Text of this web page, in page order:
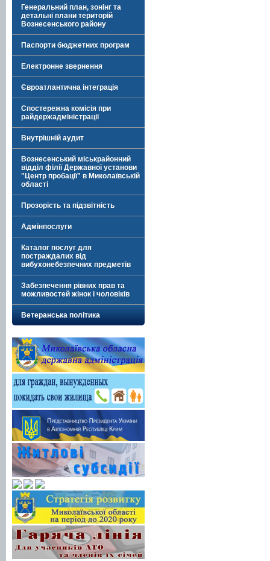
Генеральний план, зонінг та
детальні плани територій
Вознесенського району
Паспорти бюджетних програм
Електронне звернення
Євроатлантична інтеграція
Спостережна комісія при
райдержадміністрації
Внутрішній аудит
Вознесенський міськрайонний
відділ філії Державної установи
"Центр пробації" в Миколаївській
області
Прозорість та підзвітність
Адмінпослуги
Каталог послуг для
постраждалих від
вибухонебезпечних предметів
Забезпечення рівних прав та
можливостей жінок і чоловіків
Ветеранська політика